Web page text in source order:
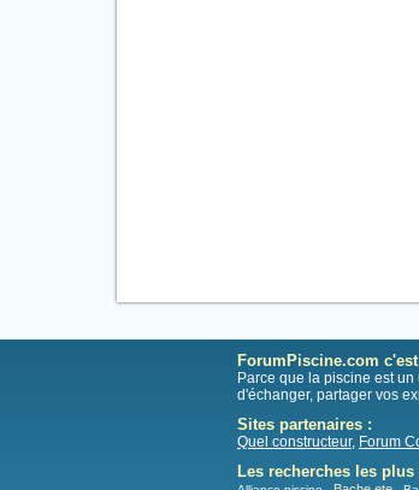
ForumPiscine.com
Parce que la piscine est
d'échanger, partager vos
Sites partenaires :
Quel constructeur, Forum
Les recherches les plus